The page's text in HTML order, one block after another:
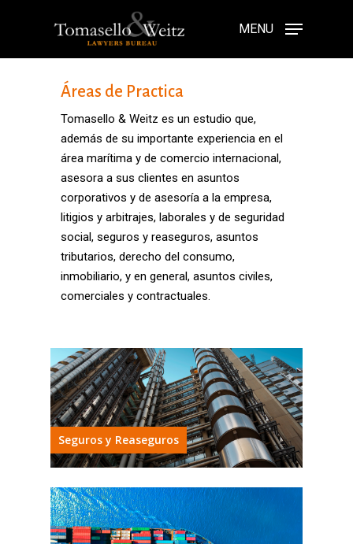
MENU
Áreas de Practica
Tomasello & Weitz es un estudio que,
además de su importante experiencia en el
área marítima y de comercio internacional,
asesora a sus clientes en asuntos
corporativos y de asesoría a la empresa,
litigios y arbitrajes, laborales y de seguridad
social, seguros y reaseguros, asuntos
tributarios, derecho del consumo,
inmobiliario, y en general, asuntos civiles,
comerciales y contractuales.
Seguros y Reaseguros